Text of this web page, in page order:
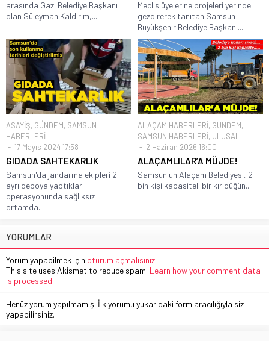
arasında Gazi Belediye Başkanı
olan Süleyman Kaldırım,...
Meclis üyelerine projeleri yerinde
gezdirerek tanıtan Samsun
Büyükşehir Belediye Başkanı...
ASAYİŞ, GÜNDEM, SAMSUN
HABERLERİ
17 Mayıs 2024 17:58
GIDADA SAHTEKARLIK
Samsun'da jandarma ekipleri 2
ayrı depoya yaptıkları
operasyonunda sağlıksız
ortamda...
ALAÇAM HABERLERİ, GÜNDEM,
SAMSUN HABERLERİ, ULUSAL
2 Haziran 2026 16:00
ALAÇAMLILAR’A MÜJDE!
Samsun'un Alaçam Belediyesi, 2
bin kişi kapasiteli bir kır düğün...
YORUMLAR
Yorum yapabilmek için oturum açmalısınız.
This site uses Akismet to reduce spam. Learn how your comment data
is processed.
Henüz yorum yapılmamış. İlk yorumu yukarıdaki form aracılığıyla siz
yapabilirsiniz.